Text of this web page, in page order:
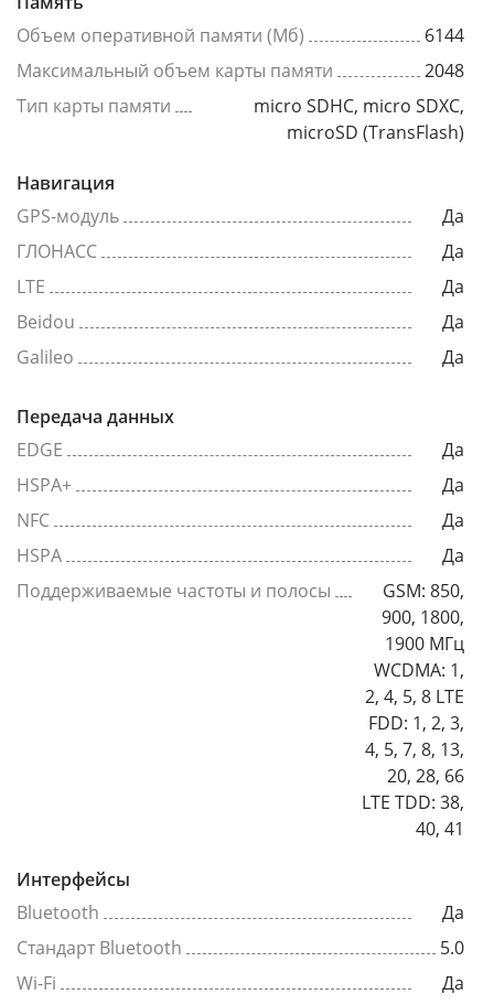
Объем оперативной памяти (Мб)
6144
Максимальный объем карты памяти
2048
Тип карты памяти
micro SDHC, micro SDXC,
microSD (TransFlash)
Навигация
GPS-модуль
Да
ГЛОНАСС
Да
LTE
Да
Beidou
Да
Galileo
Да
Передача данных
EDGE
Да
HSPA+
Да
NFC
Да
HSPA
Да
Поддерживаемые частоты и полосы
GSM: 850,
900, 1800,
1900 МГц
WCDMA: 1,
2, 4, 5, 8 LTE
FDD: 1, 2, 3,
4, 5, 7, 8, 13,
20, 28, 66
LTE TDD: 38,
40, 41
Интерфейсы
Bluetooth
Да
Стандарт Bluetooth
5.0
Wi-Fi
Да